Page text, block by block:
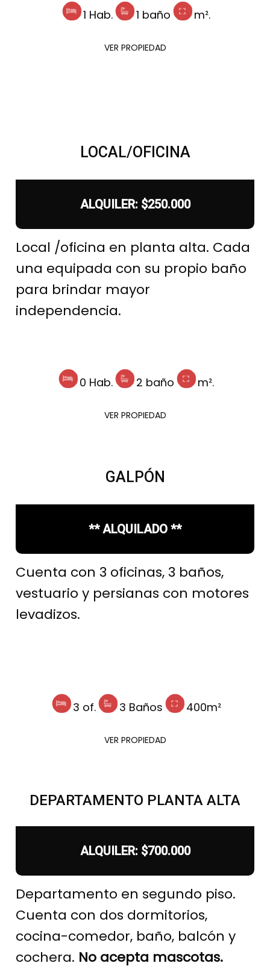
1 Hab. 1 baño m².
VER PROPIEDAD
LOCAL/OFICINA
ALQUILER: $250.000
Local /oficina en planta alta. Cada
una equipada con su propio baño
para brindar mayor
independencia.
0 Hab. 2 baño m².
VER PROPIEDAD
GALPÓN
** ALQUILADO **
Cuenta con 3 oficinas, 3 baños,
vestuario y persianas con motores
levadizos.
3 of. 3 Baños 400m²
VER PROPIEDAD
DEPARTAMENTO PLANTA ALTA
ALQUILER: $700.000
Departamento en segundo piso.
Cuenta con dos dormitorios,
cocina-comedor, baño, balcón y
cochera. No acepta mascotas.